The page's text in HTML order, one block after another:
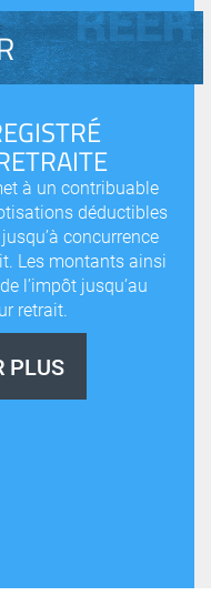
à un contribuable
déductibles
concurrence
Les montants ainsi
l’impôt jusqu’au
retrait.
PLUS